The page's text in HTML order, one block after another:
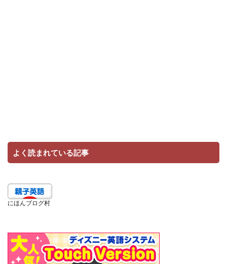
よく読まれている記事
にほんブログ村